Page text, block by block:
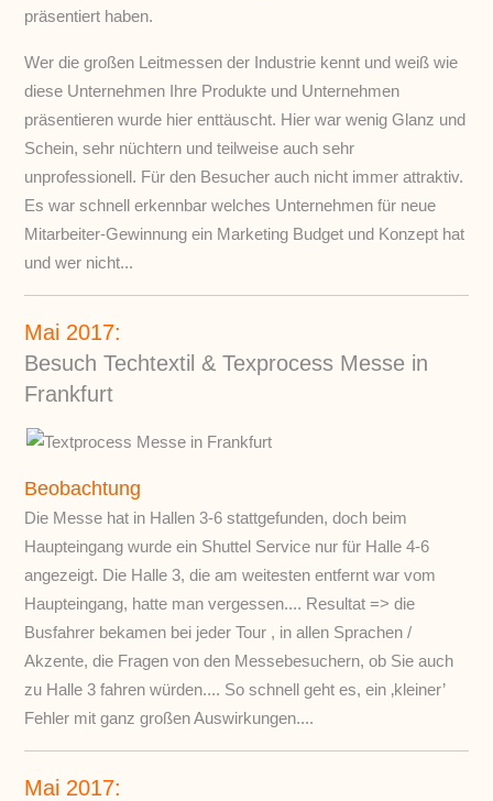
präsentiert haben.
Wer die großen Leitmessen der Industrie kennt und weiß wie
diese Unternehmen Ihre Produkte und Unternehmen
präsentieren wurde hier enttäuscht. Hier war wenig Glanz und
Schein, sehr nüchtern und teilweise auch sehr
unprofessionell. Für den Besucher auch nicht immer attraktiv.
Es war schnell erkennbar welches Unternehmen für neue
Mitarbeiter-Gewinnung ein Marketing Budget und Konzept hat
und wer nicht...
Mai 2017:
Besuch Techtextil & Texprocess Messe in
Frankfurt
Beobachtung
Die Messe hat in Hallen 3-6 stattgefunden, doch beim
Haupteingang wurde ein Shuttel Service nur für Halle 4-6
angezeigt. Die Halle 3, die am weitesten entfernt war vom
Haupteingang, hatte man vergessen.... Resultat => die
Busfahrer bekamen bei jeder Tour , in allen Sprachen /
Akzente, die Fragen von den Messebesuchern, ob Sie auch
zu Halle 3 fahren würden.... So schnell geht es, ein ‚kleiner’
Fehler mit ganz großen Auswirkungen....
Mai 2017: